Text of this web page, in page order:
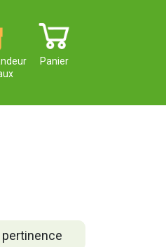
Panier
pertinence